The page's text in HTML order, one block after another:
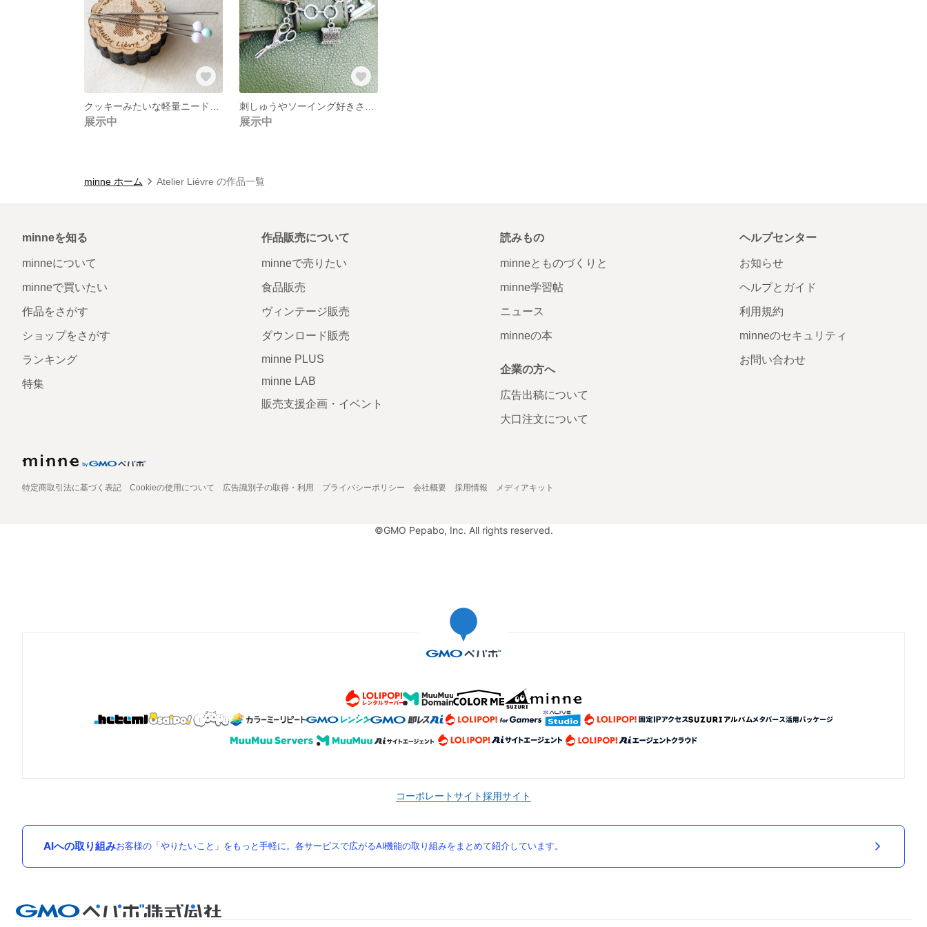
展示中 展示中
minne ホーム Atelier Liévre の作品一覧
minneを知る
minneについて
minneで買いたい
作品をさがす
ショップをさがす
ランキング
特集
作品販売について
minneで売りたい
食品販売
ヴィンテージ販売
ダウンロード販売
minne PLUS
minne LAB
販売支援企画・イベント
読みもの
minneとものづくりと
minne学習帖
ニュース
minneの本
企業の方へ
広告出稿について
大口注文について
ヘルプセンター
お知らせ
ヘルプとガイド
利用規約
minneのセキュリティ
お問い合わせ
特定商取引法に基づく表記 Cookieの使用について 広告識別子の取得・利用 プライバシーポリシー 会社概要 採用情報 メディアキット
©GMO Pepabo, Inc. All rights reserved.
コーポレートサイト採用サイト
AIへの取り組みお客様の「やりたいこと」をもっと手軽に。各サービスで広がるAI機能の取り組みをまとめて紹介しています。